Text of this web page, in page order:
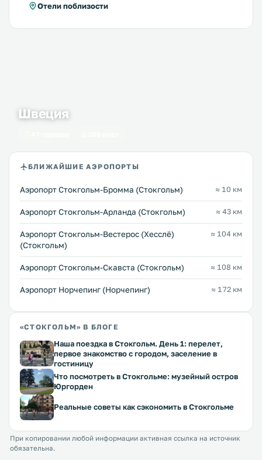
Отели поблизости
Швеция
БЛИЖАЙШИЕ АЭРОПОРТЫ
Аэропорт Стокгольм-Бромма (Стокгольм) ≈ 10 км
Аэропорт Стокгольм-Арланда (Стокгольм) ≈ 43 км
Аэропорт Стокгольм-Вестерос (Хесслё)
(Стокгольм)
≈ 104 км
Аэропорт Стокгольм-Скавста (Стокгольм) ≈ 108 км
Аэропорт Норчепинг (Норчепинг) ≈ 172 км
«СТОКГОЛЬМ» В БЛОГЕ
Наша поездка в Стокгольм. День 1: перелет,
первое знакомство с городом, заселение в
гостиницу
Что посмотреть в Стокгольме: музейный остров
Юргорден
Реальные советы как сэкономить в Стокгольме
При копировании любой информации активная ссылка на источник
обязательна.